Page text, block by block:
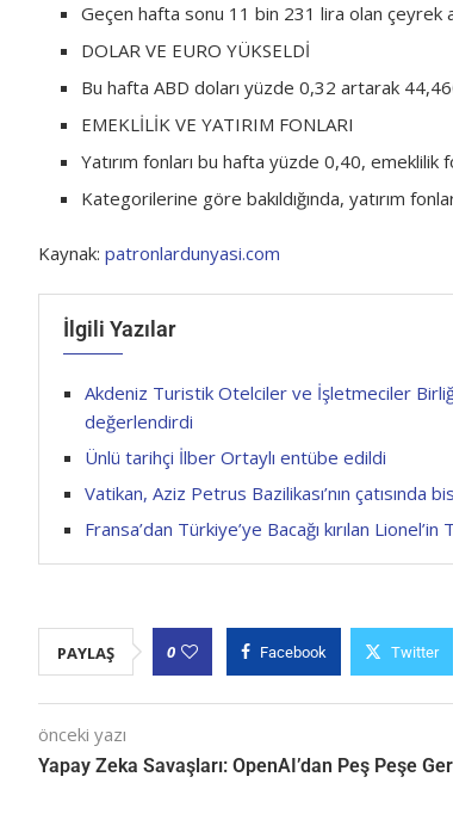
Geçen hafta sonu 11 bin 231 lira olan çeyrek
DOLAR VE EURO YÜKSELDİ
Bu hafta ABD doları yüzde 0,32 artarak
EMEKLİLİK VE YATIRIM FONLARI
Yatırım fonları bu hafta yüzde 0,40,
Kategorilerine göre bakıldığında, yatırım
Kaynak: patronlardunyasi.com
İlgili Yazılar
Akdeniz Turistik Otelciler ve İşletmeciler
değerlendirdi
Ünlü tarihçi İlber Ortaylı entübe edildi
Vatikan, Aziz Petrus Bazilikası’nın çatısında
Fransa’dan Türkiye’ye Bacağı kırılan
PAYLAŞ 0 Facebook Twitter
önceki yazı
Yapay Zeka Savaşları: OpenAI’dan Peş Peşe